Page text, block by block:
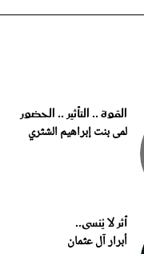
القوة .. التأثير .. الحضور
لمى بنت إبراهيم الشثري
أثر لا يُنسى..
أبرار آل عثمان